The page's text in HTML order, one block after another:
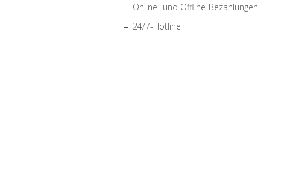
Online- und Offline-Bezahlungen
24/7-Hotline